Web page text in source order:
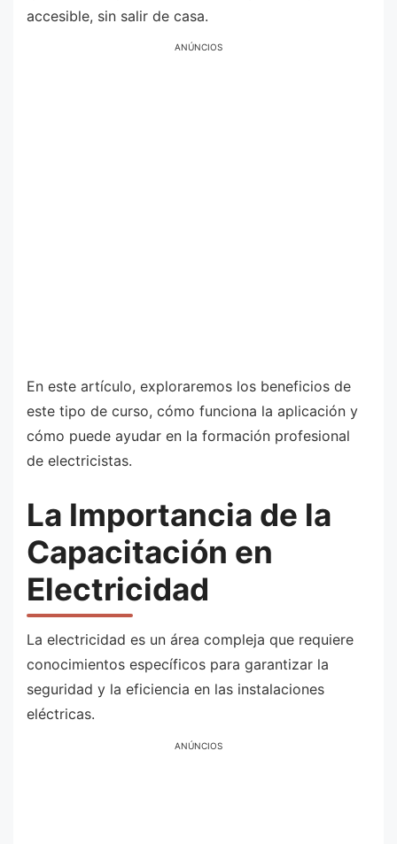
accesible, sin salir de casa.
ANÚNCIOS
En este artículo, exploraremos los beneficios de
este tipo de curso, cómo funciona la aplicación y
cómo puede ayudar en la formación profesional
de electricistas.
La Importancia de la
Capacitación en
Electricidad
La electricidad es un área compleja que requiere
conocimientos específicos para garantizar la
seguridad y la eficiencia en las instalaciones
eléctricas.
ANÚNCIOS